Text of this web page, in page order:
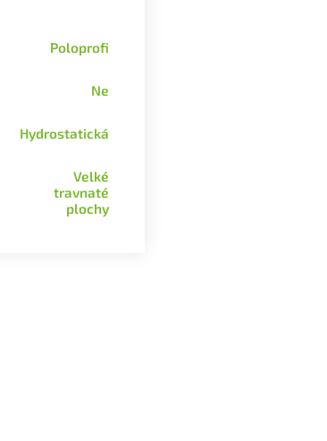
Poloprofi
Ne
Hydrostatická
Velké
travnaté
plochy